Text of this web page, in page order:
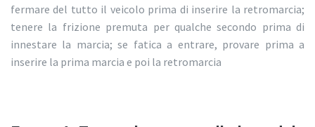
fermare del tutto il veicolo prima di inserire la retromarcia;
tenere la frizione premuta per qualche secondo prima di
innestare la marcia; se fatica a entrare, provare prima a
inserire la prima marcia e poi la retromarcia